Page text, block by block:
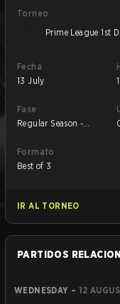
Torneo
Prime League 1st
Fecha
13 July
Fase
Regular Season -
Formato
Best of 3
IR AL TORNEO
PARTIDOS
WEDNESDAY – 12